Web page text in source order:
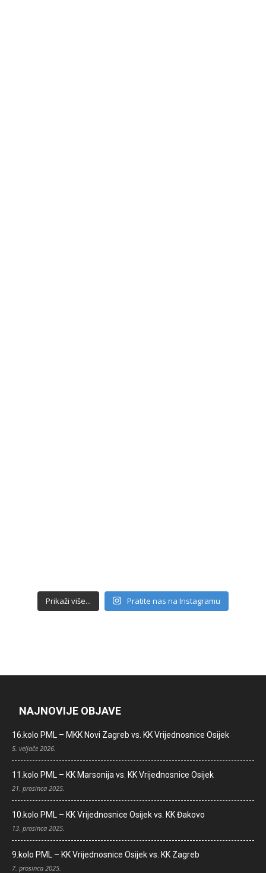
Prikaži više... Pratite nas na Instagramu
NAJNOVIJE OBJAVE
16.kolo PML – MKK Novi Zagreb vs. KK Vrijednosnice Osijek
5. veljače 2026.
11.kolo PML – KK Marsonija vs. KK Vrijednosnice Osijek
21. prosinca 2025.
10.kolo PML – KK Vrijednosnice Osijek vs. KK Đakovo
13. prosinca 2025.
9.kolo PML – KK Vrijednosnice Osijek vs. KK Zagreb
7. prosinca 2025.